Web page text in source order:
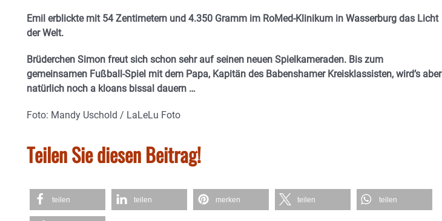
Emil erblickte mit 54 Zentimetern und 4.350 Gramm im RoMed-Klinikum in Wasserburg das Licht
der Welt.
Brüderchen Simon freut sich schon sehr auf seinen neuen Spielkameraden. Bis zum
gemeinsamen Fußball-Spiel mit dem Papa, Kapitän des Babenshamer Kreisklassisten, wird’s aber
natürlich noch a kloans bissal dauern …
Foto: Mandy Uschold / LaLeLu Foto
Teilen Sie diesen Beitrag!
teilen teilen merken teilen teilen